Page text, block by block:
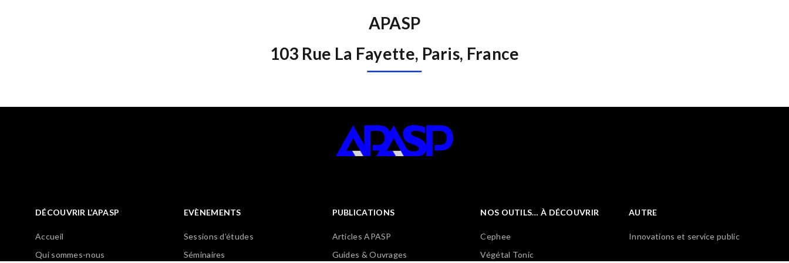
APASP
103 Rue La Fayette, Paris, France
DÉCOUVRIR L’APASP
Accueil
Qui sommes-nous
EVÈNEMENTS
Sessions d’études
Séminaires
PUBLICATIONS
Articles APASP
Guides & Ouvrages
NOS OUTILS… À DÉCOUVRIR
Cephee
Végétal Tonic
AUTRE
Innovations et service public